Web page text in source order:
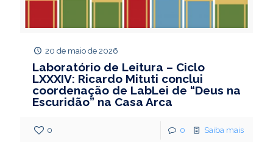
20 de maio de 2026
Laboratório de Leitura – Ciclo
LXXXIV: Ricardo Mituti conclui
coordenação de LabLei de “Deus na
Escuridão” na Casa Arca
0 0 Saiba mais